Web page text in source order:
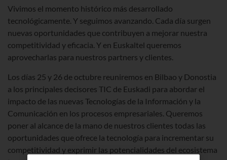
Vivimos el momento histórico más desarrollado
tecnológicamente. Y seguimos avanzando. Cada día surgen
nuevas oportunidades que contribuyen a mejorar nuestra
competitividad y eficacia. Y en Euskaltel queremos
aprovecharlas para nuestros partners y clientes.
Los días 25 y 26 de octubre reuniremos en Bilbao y Donostia
a los principales decisores TIC de Euskadi para abordar el
impacto de las nuevas Tecnologías de la Información y la
Comunicación en los procesos empresariales. Queremos
poner al alcance de la mano de nuestros clientes todas las
oportunidades que ofrece la tecnología para incrementar su
competitividad y exprimir las potencialidades del ecosistema